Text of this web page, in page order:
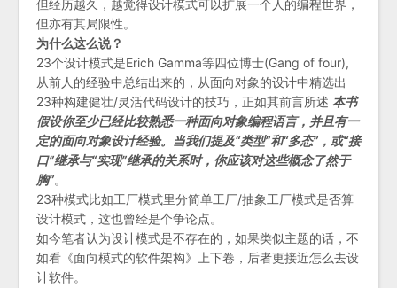
但经历越久，越觉得设计模式可以扩展一个人的编程世界，
但亦有其局限性。
为什么这么说？
23个设计模式是Erich Gamma等四位博士(Gang of four),
从前人的经验中总结出来的，从面向对象的设计中精选出
23种构建健壮/灵活代码设计的技巧，正如其前言所述 本书
假设你至少已经比较熟悉一种面向对象编程语言，并且有一
定的面向对象设计经验。当我们提及“类型”和“多态”，或“接
口”继承与“实现”继承的关系时，你应该对这些概念了然于
胸”。
23种模式比如工厂模式里分简单工厂/抽象工厂模式是否算
设计模式，这也曾经是个争论点。
如今笔者认为设计模式是不存在的，如果类似主题的话，不
如看《面向模式的软件架构》上下卷，后者更接近怎么去设
计软件。